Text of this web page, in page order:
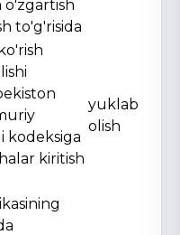
o'zgartish
to'g'risida
kodeksiga
kiritish
yuklab
olish